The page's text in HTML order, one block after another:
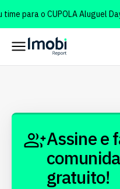
para o CUPOLA Aluguel Day
Assine e
gratuito!